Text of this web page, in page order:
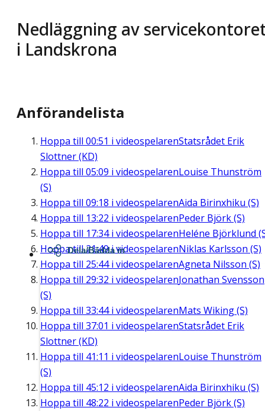
Nedläggning av
i Landskrona
Anförandelista
Hoppa till 00:51 i videospelarenStatsrådet Erik
Slottner (KD)
Hoppa till 05:09 i videospelarenLouise Thunström
(S)
Hoppa till 09:18 i videospelarenAida Birinxhiku (S)
Hoppa till 13:22 i videospelarenPeder Björk (S)
Hoppa till 17:34i videospelarenHeléne Björklund
Hoppa till21:49i videospelarenNiklas Karlsson (S)
Hoppa till 25:44i videospelarenAgneta Nilsson (S)
Hoppa till 29:32 i videospelarenJonathan Svensson
(S)
Hoppa till 33:44i videospelarenMats Wiking (S)
Hoppa till 37:01 i videospelarenStatsrådet Erik
Slottner (KD)
Hoppa till 41:11 i videospelarenLouise Thunström
(S)
Hoppa till 45:12 i videospelarenAida Birinxhiku (S)
Hoppa till 48:22 i videospelarenPeder Björk (S)
Dela/Bädda in